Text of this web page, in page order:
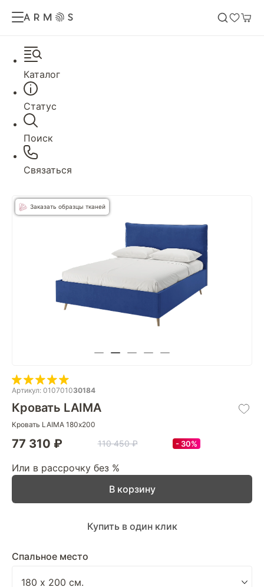
Каталог
Статус
Поиск
Связаться
Заказать образцы тканей
Артикул: 010701030184
Кровать LAIMA
Кровать LAIMA 180х200
77 310 ₽ 110 450 ₽ 30%
Или в рассрочку без %
Спальное место
В корзину
Купить в один клик